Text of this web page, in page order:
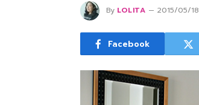
By LOLITA 2015/05/18
Facebook